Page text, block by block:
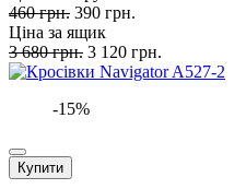
460 грн. 390 грн.
Ціна за ящик
3 680 грн. 3 120 грн.
-15%
Купити